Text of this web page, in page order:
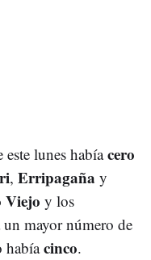
lunes habíacero
, Erripagaña y
Viejo y los
mayor número de
habíacinco.